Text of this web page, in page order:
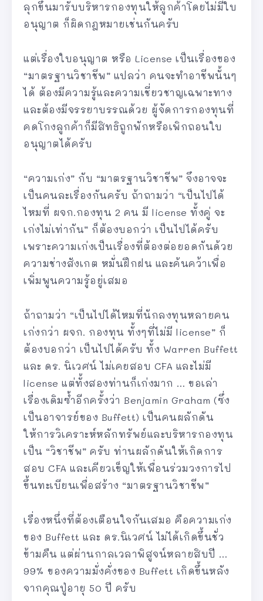
ลุกขึ้นมารับบริหารกองทุนให้ลูกค้าโดยไม่มีใบ
อนุญาต ก็ผิดกฎหมายเช่นกันครับ
แต่เรื่องใบอนุญาต หรือ License เป็นเรื่องของ
“มาตรฐานวิชาชีพ” แปลว่า คนจะทำอาชีพนั้นๆ
ได้ ต้องมีความรู้และความเชี่ยวชาญเฉพาะทาง
และต้องมีจรรยาบรรณด้วย ผู้จัดการกองทุนที่
คดโกงลูกค้าก็มีสิทธิถูกพักหรือเพิกถอนใบ
อนุญาตได้ครับ
“ความเก่ง” กับ “มาตรฐานวิชาชีพ” จึงอาจจะ
เป็นคนละเรื่องกันครับ ถ้าถามว่า “เป็นไปได้
ไหมที่ ผจก.กองทุน 2 คน มี license ทั้งคู่ จะ
เก่งไม่เท่ากัน” ก็ต้องบอกว่า เป็นไปได้ครับ
เพราะความเก่งเป็นเรื่องที่ต้องต่อยอดกันด้วย
ความช่างสังเกต หมั่นฝึกฝน และค้นคว้าเพื่อ
เพิ่มพูนความรู้อยู่เสมอ
ถ้าถามว่า “เป็นไปได้ไหมที่นักลงทุนหลายคน
เก่งกว่า ผจก. กองทุน ทั้งๆที่ไม่มี license” ก็
ต้องบอกว่า เป็นไปได้ครับ ทั้ง Warren Buffett
และ ดร. นิเวศน์ ไม่เคยสอบ CFA และไม่มี
license แต่ทั้งสองท่านก็เก่งมาก … ขอเล่า
เรื่องเดิมซ้ำอีกครั้งว่า Benjamin Graham (ซึ่ง
เป็นอาจารย์ของ Buffett) เป็นคนผลักดัน
ให้การวิเคราะห์หลักทรัพย์และบริหารกองทุน
เป็น “วิชาชีพ” ครับ ท่านผลักดันให้เกิดการ
สอบ CFA และเคียวเข็ญให้เพื่อนร่วมวงการไป
ขึ้นทะเบียนเพื่อสร้าง “มาตรฐานวิชาชีพ”
เรื่องหนึ่งที่ต้องเตือนใจกันเสมอ คือความเก่ง
ของ Buffett และ ดร.นิเวศน์ ไม่ได้เกิดขึ้นชั่ว
ข้ามคืน แต่ผ่านกาลเวลาพิสูจน์หลายสิบปี …
99% ของความมั่งคั่งของ Buffett เกิดขึ้นหลัง
จากคุณปู่อายุ 50 ปี ครับ